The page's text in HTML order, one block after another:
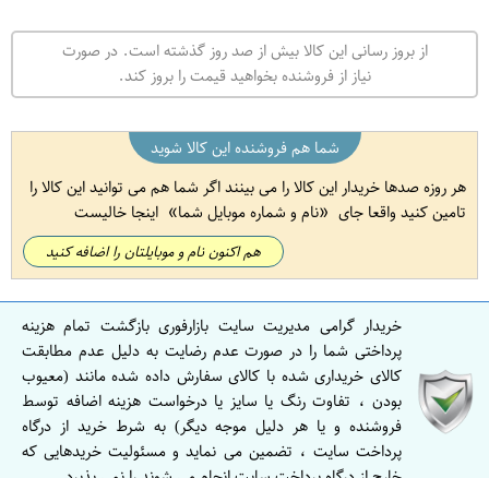
از بروز رسانی این کالا بیش از صد روز گذشته است. در صورت
نیاز از فروشنده بخواهید قیمت را بروز کند.
شما هم فروشنده این کالا شوید
هر روزه صدها خریدار این کالا را می بینند اگر شما هم می توانید این کالا را
تامین کنید واقعا جای
نام و شماره موبایل شما اینجا خالیست
هم اکنون نام و موبایلتان را اضافه کنید
خریدار گرامی مدیریت سایت بازارفوری بازگشت تمام هزینه
پرداختی شما را در صورت عدم رضایت به دلیل عدم مطابقت
کالای خریداری شده با کالای سفارش داده شده مانند (معیوب
بودن ، تفاوت رنگ یا سایز یا درخواست هزینه اضافه توسط
فروشنده و یا هر دلیل موجه دیگر) به شرط خرید از درگاه
پرداخت سایت ، تضمین می نماید و مسئولیت خریدهایی که